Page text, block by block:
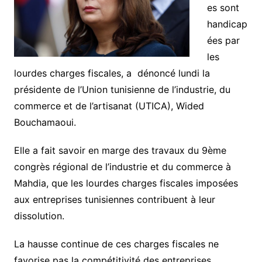
es sont
handicap
ées par
les
lourdes charges fiscales, a dénoncé lundi la
présidente de l’Union tunisienne de l’industrie, du
commerce et de l’artisanat (UTICA), Wided
Bouchamaoui.
Elle a fait savoir en marge des travaux du 9ème
congrès régional de l’industrie et du commerce à
Mahdia, que les lourdes charges fiscales imposées
aux entreprises tunisiennes contribuent à leur
dissolution.
La hausse continue de ces charges fiscales ne